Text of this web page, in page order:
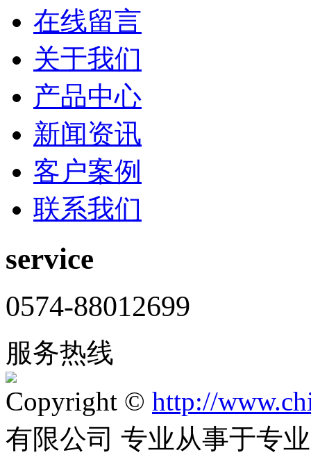
在线留言
关于我们
产品中心
新闻资讯
客户案例
联系我们
service
0574-88012699
服务热线
Copyright © http://
有限公司 专业从事于专